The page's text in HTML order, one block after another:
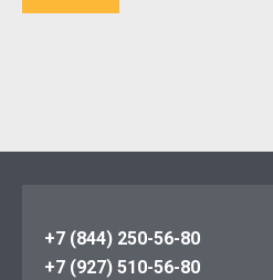
+7 (844) 250-56-80
+7 (927) 510-56-80